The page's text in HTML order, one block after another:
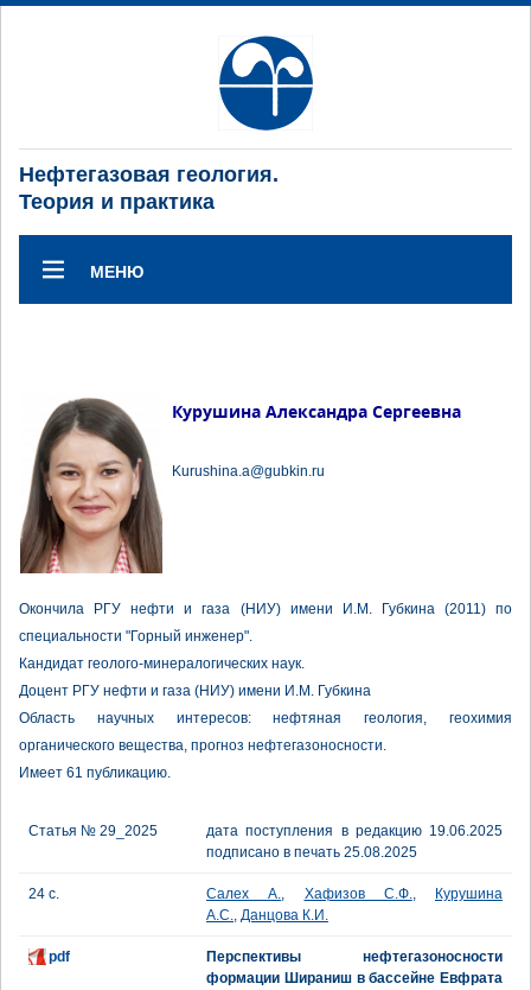
Нефтегазовая геология.
Теория и практика
МЕНЮ
Курушина Александра Сергеевна
Kurushina.a@gubkin.ru
Окончила РГУ нефти и газа (НИУ) имени И.М. Губкина (2011) по
специальности "Горный инженер".
Кандидат геолого-минералогических наук.
Доцент РГУ нефти и газа (НИУ) имени И.М. Губкина
Область научных интересов: нефтяная геология, геохимия
органического вещества, прогноз нефтегазоносности.
Имеет 61 публикацию.
Статья № 29_2025
дата поступления в редакцию 19.06.2025
подписано в печать 25.08.2025
24 с. Салех А., Хафизов С.Ф.,
Курушина
А.С., Данцова К.И.
pdf
Перспективы нефтегазоносности
формации Шираниш в бассейне Евфрата